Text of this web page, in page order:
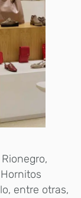
entre otras,